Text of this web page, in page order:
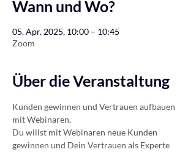
Wann und Wo?
05. Apr. 2025, 10:00 – 10:45
Zoom
Über die Veranstaltung
Kunden gewinnen und Vertrauen aufbauen
mit Webinaren.
Du willst mit Webinaren neue Kunden
gewinnen und Dein Vertrauen als Experte